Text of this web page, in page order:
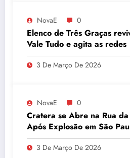
NovaE 0
Elenco de Três Graças
Vale Tudo e agita as redes
3 De Março De 2026
NovaE 0
Cratera se Abre na Rua da
Após Explosão em São
3 De Março De 2026